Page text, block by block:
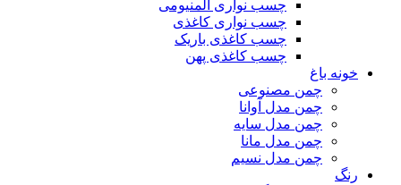
چسب نواری آلمنیومی
چسب نواری کاغذی
چسب کاغذی باریک
چسب کاغذی پهن
خونه باغ
چمن مصنوعی
چمن مدل آوانا
چمن مدل سایه
چمن مدل مانا
چمن مدل نسیم
رنگ